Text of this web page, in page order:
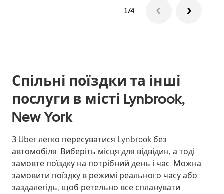
1/4
Спільні поїздки та інші
послуги в місті Lynbrook,
New York
З Uber легко пересуватися Lynbrook без
автомобіля. Виберіть місця для відвідин, а тоді
замовте поїздку на потрібний день і час. Можна
замовити поїздку в режимі реального часу або
заздалегідь, щоб ретельно все спланувати.